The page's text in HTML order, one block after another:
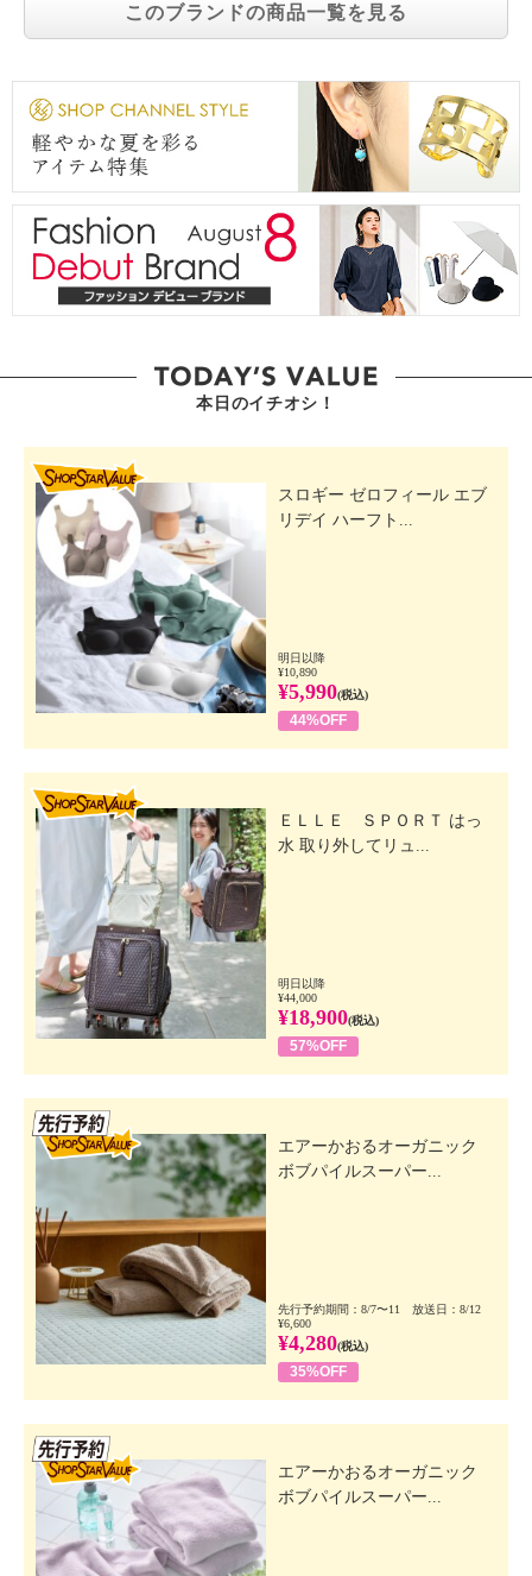
このブランドの商品一覧を見る
本日のイチオシ！
スロギー ゼロフィール エブ
リデイ ハーフト...
明日以降
¥10,890
¥5,990(税込)
44%OFF
ＥＬＬＥ ＳＰＯＲＴ はっ
水 取り外してリュ...
明日以降
¥44,000
¥18,900(税込)
57%OFF
エアーかおるオーガニック
ボブパイルスーパー...
先行予約期間：8/7〜11 放送日：8/12
¥6,600
¥4,280(税込)
35%OFF
エアーかおるオーガニック
ボブパイルスーパー...